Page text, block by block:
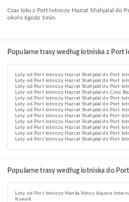
Czas lotu z Port lotniczy Hazrat Shahjalal do Port lotniczy Kuwait wynosi
około 6godz 1min.
Popularne trasy według lotniska z Port
Loty od Port lotniczy Hazrat Shahjalal do Port
Loty od Port lotniczy Hazrat Shahjalal do Port
Loty od Port lotniczy Hazrat Shahjalal do Port
Loty od Port lotniczy Hazrat Shahjalal do Coxs
Loty od Port lotniczy Hazrat Shahjalal do Port
Loty od Port lotniczy Hazrat Shahjalal do Port
Loty od Port lotniczy Hazrat Shahjalal do Port
Loty od Port lotniczy Hazrat Shahjalal do Port
Loty od Port lotniczy Hazrat Shahjalal do Port
Loty od Port lotniczy Hazrat Shahjalal do Port
Loty od Port lotniczy Hazrat Shahjalal do Port
Loty od Port lotniczy Hazrat Shahjalal do Port
Popularne trasy według lotniska do
Loty od Port lotniczy Manila Ninoy Aquino
Kuwait